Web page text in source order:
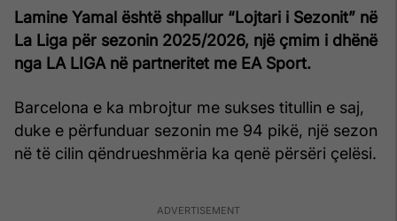
Lamine Yamal është shpallur “Lojtari i Sezonit” në
La Liga për sezonin 2025/2026, një çmim i dhënë
nga LA LIGA në partneritet me EA Sport.
Barcelona e ka mbrojtur me sukses titullin e saj,
duke e përfunduar sezonin me 94 pikë, një sezon
në të cilin qëndrueshmëria ka qenë përsëri çelësi.